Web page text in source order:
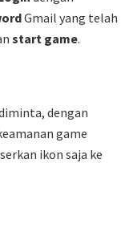
Gmail yang telah
start game.
dengan
game
ikon saja ke